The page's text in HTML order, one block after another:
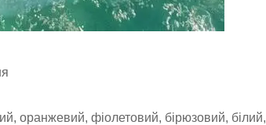
оранжевий, фіолетовий, бірюзовий, білий,